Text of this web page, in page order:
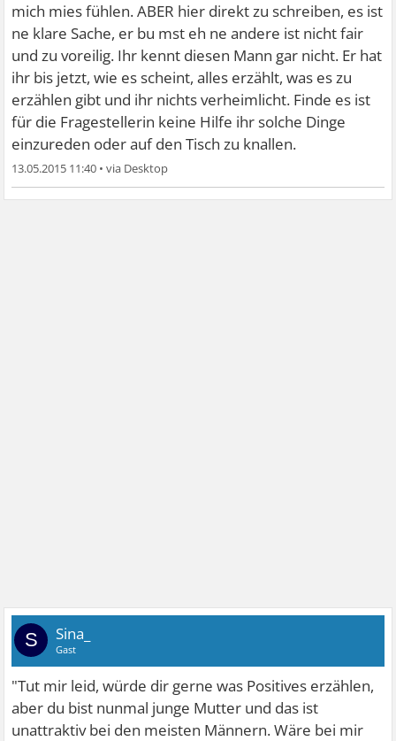
mich mies fühlen. ABER hier direkt zu schreiben, es ist
ne klare Sache, er bu mst eh ne andere ist nicht fair
und zu voreilig. Ihr kennt diesen Mann gar nicht. Er hat
ihr bis jetzt, wie es scheint, alles erzählt, was es zu
erzählen gibt und ihr nichts verheimlicht. Finde es ist
für die Fragestellerin keine Hilfe ihr solche Dinge
einzureden oder auf den Tisch zu knallen.
13.05.2015 11:40 •
S Sina_
Gast
"Tut mir leid, würde dir gerne was Positives erzählen,
aber du bist nunmal junge Mutter und das ist
unattraktiv bei den meisten Männern. Wäre bei mir